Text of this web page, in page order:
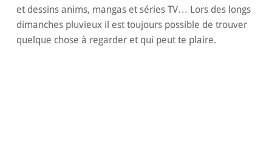
et dessins anims, mangas et séries TV… Lors des longs
dimanches pluvieux il est toujours possible de trouver
quelque chose à regarder et qui peut te plaire.